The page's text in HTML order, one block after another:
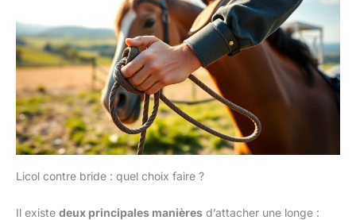
Licol contre bride : quel choix faire ?
Il existe deux principales manières d’attacher une longe :